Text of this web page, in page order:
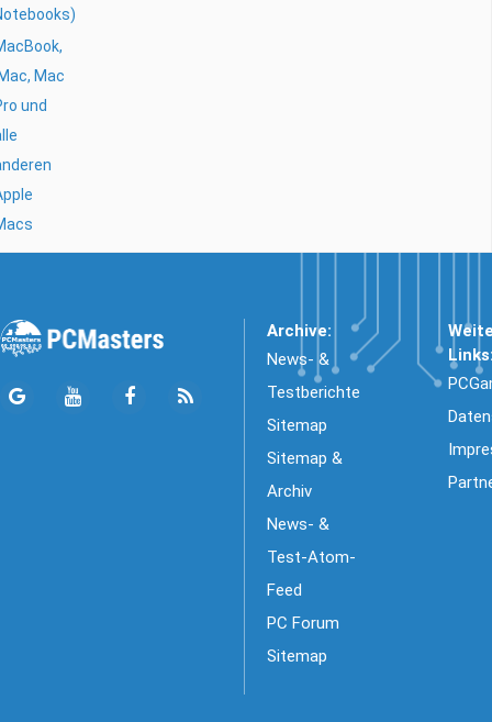
Mac
und
Archive:
News- &
Testberichte
Sitemap
Sitemap &
Archiv
News- &
Test-Atom-
Feed
PC Forum
Sitemap